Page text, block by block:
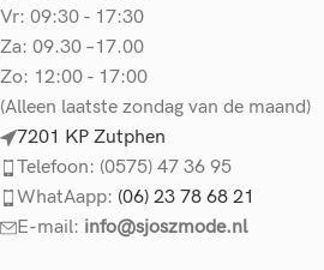
Vr: 09:30 - 17:30
Za: 09.30 –17.00
Zo: 12:00 - 17:00
(Alleen laatste zondag van de maand)
7201 KP Zutphen
Telefoon: (0575) 47 36 95
WhatAapp: (06) 23 78 68 21
E-mail: info@sjoszmode.nl